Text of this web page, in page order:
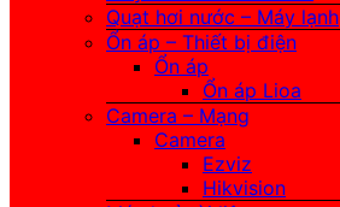
Quạt hơi nước – Máy lạnh
Ổn áp – Thiết bị điện
Ổn áp
Ổn áp Lioa
Camera – Mạng
Camera
Ezviz
Hikvision